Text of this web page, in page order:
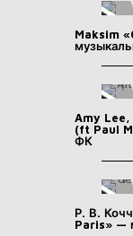
Maksim
Amy
(ft Paul
ФК
Р. В.
Paris» —